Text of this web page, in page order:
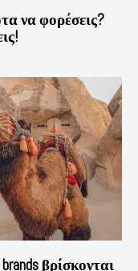
να φορέσεις?
βρίσκονται